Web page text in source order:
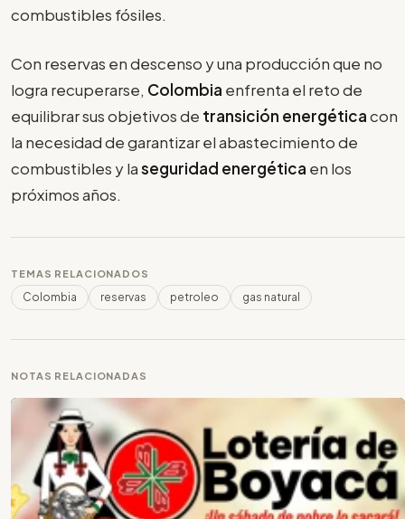
combustibles fósiles.
Con reservas en descenso y una producción que no
logra recuperarse, Colombia enfrenta el reto de
equilibrar sus objetivos de transición energéticacon
la necesidad de garantizar el abastecimiento de
combustibles y laseguridad energética en los
próximos años.
TEMAS RELACIONADOS
Colombia reservas petroleo gas natural
NOTAS RELACIONADAS